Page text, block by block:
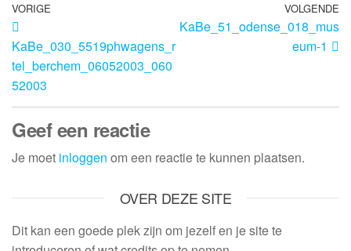
VORIGE
KaBe_030_5519phwagens_r
tel_berchem_06052003_060
52003
VOLGENDE
KaBe_51_odense_018_mus
eum-1
Geef een reactie
Je moet inloggen om een reactie te kunnen plaatsen.
OVER DEZE SITE
Dit kan een goede plek zijn om jezelf en je site te